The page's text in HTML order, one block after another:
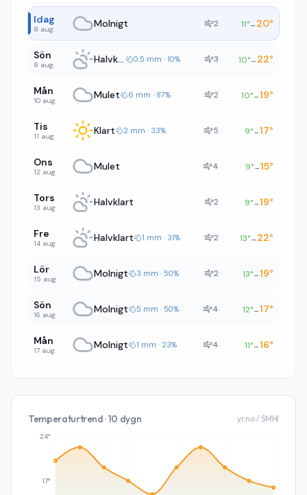
Idag
8 aug. Molnigt 2 11°→ 20°
Sön
9 aug. Halvklart 0.5 mm · 10% 3 10°→ 22°
Mån
10 aug. Mulet 6 mm · 87% 2 10°→19°
Tis
11 aug. Klart 2 mm · 33% 5 9°→17°
Ons
12 aug. Mulet 4 9°→15°
Tors
13 aug. Halvklart 2 9°→19°
Fre
14 aug. Halvklart 1 mm · 31% 2 13°→ 22°
Lör
15 aug. Molnigt 3 mm · 50% 2 13°→19°
Sön
16 aug. Molnigt 5 mm · 50% 4 12°→17°
Mån
17 aug. Molnigt 1 mm · 23% 4 11°→16°
Temperaturtrend · 10 dygn yr.no / SMHI
17°
24°